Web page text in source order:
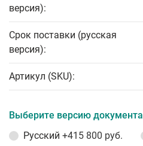
версия):
Срок поставки (русская
версия):
Артикул (SKU):
Выберите версию
Русский +415 800 руб.